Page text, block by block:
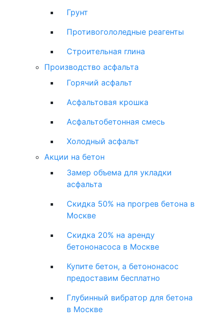
Грунт
Противогололедные реагенты
Строительная глина
Производство асфальта
Горячий асфальт
Асфальтовая крошка
Асфальтобетонная смесь
Холодный асфальт
Акции на бетон
Замер объема для укладки
асфальта
Скидка 50% на прогрев бетона в
Москве
Скидка 20% на аренду
бетононасоса в Москве
Купите бетон, а бетононасос
предоставим бесплатно
Глубинный вибратор для бетона
в Москве